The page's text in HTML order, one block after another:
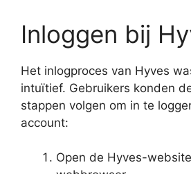
Inloggen bij
Het inlogproces van Hyves
intuïtief. Gebruikers konden
stappen volgen om in te
account:
Open de Hyves-